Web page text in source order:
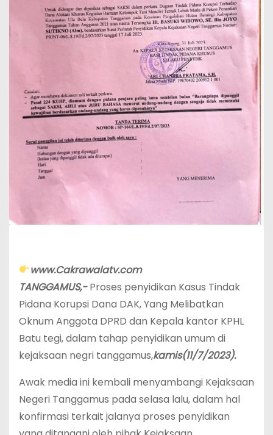
www.Cakrawalatv.com
TANGGAMUS,-Proses penyidikan Kasus Tindak
Pidana Korupsi Dana DAK, Yang Melibatkan
Oknum Anggota DPRD dan Kepala kantor KPHL
Batu tegi, dalam tahap penyidikan umum di
kejaksaan negri tanggamus,kamis(11/7/2023).
Awak media ini kembali menyambangi Kejaksaan
Negeri Tanggamus pada selasa lalu, dalam hal
konfirmasi terkait jalanya proses penyidikan